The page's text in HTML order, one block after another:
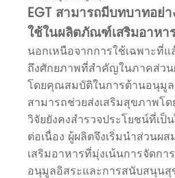
EGT สามารถมีบทบาทอย่
ใช้ในผลิตภัณฑ์เสริมอาหา
นอกเหนือจากการใช้เฉพาะที่แ
ถึงศักยภาพที่สำคัญในภาคส่ว
โดยคุณสมบัติในการต้านอนุมู
สามารถช่วยส่งเสริมสุขภาพโ
วิจัยยังคงสำรวจประโยชน์ที่เป็
ต่อเนื่อง ผู้ผลิตจึงเริ่มนำส่วน
เสริมอาหารที่มุ่งเน้นการจัดกา
อนุมูลอิสระและการสนับสนุน